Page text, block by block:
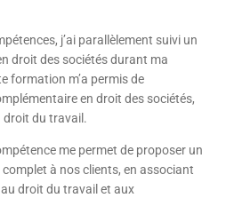
j’ai parallèlement suivi un
droit des sociétés durant ma
formation m’a permis de
en droit des sociétés,
droit du travail.
me permet de proposer un
à nos clients, en associant
droit du travail et aux